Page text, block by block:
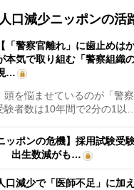
口減少ニッポンの活
【「警察官離れ」に歯止めは
本気で取り組む「警察組織
…
を悩ませているのが「警
験者数は10年間で2分の1以…
ッポンの危機】採用試験受
出生数減がも…
口減少で「医師不足」に加